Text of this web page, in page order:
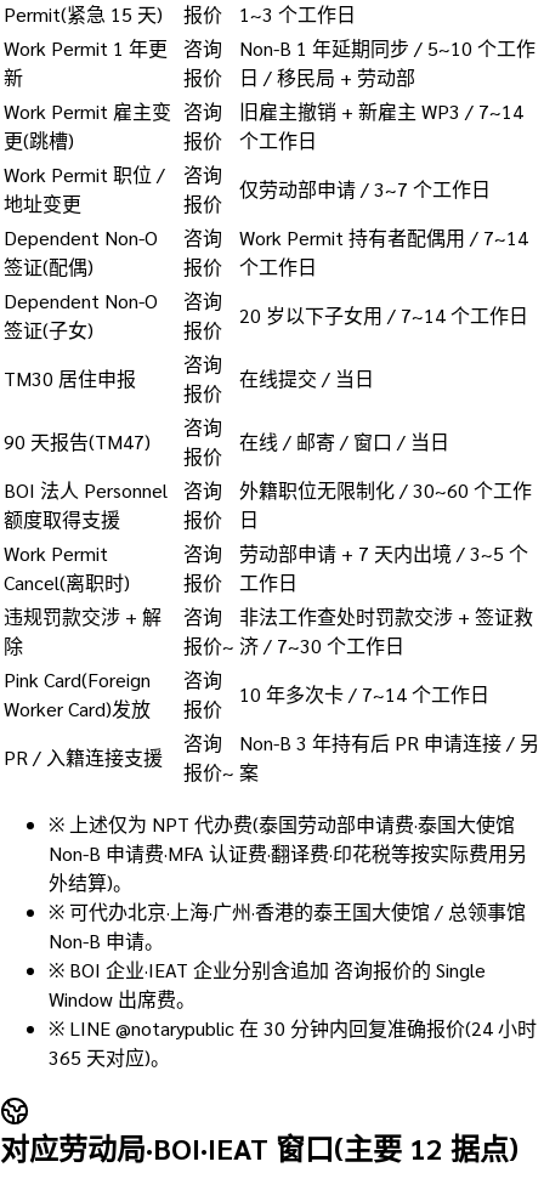
Permit(紧急 15 天)
报价
1~3 个工作日
Work Permit 1 年更
新
咨询
报价
Non-B 1 年延期同步 / 5~10 个工作
日 / 移民局 + 劳动部
Work Permit 雇主变
更(跳槽)
咨询
报价
旧雇主撤销 + 新雇主 WP3 / 7~14
个工作日
Work Permit 职位 /
地址变更
咨询
报价
仅劳动部申请 / 3~7 个工作日
Dependent Non-O
签证(配偶)
咨询
报价
Work Permit 持有者配偶用 / 7~14
个工作日
Dependent Non-O
签证(子女)
咨询
报价
20 岁以下子女用 / 7~14 个工作日
TM30 居住申报
咨询
报价
在线提交 / 当日
90 天报告(TM47)
咨询
报价
在线 / 邮寄 / 窗口 / 当日
BOI 法人 Personnel
额度取得支援
咨询
报价
外籍职位无限制化 / 30~60 个工作
日
Work Permit
Cancel(离职时)
咨询
报价
劳动部申请 + 7 天内出境 / 3~5 个
工作日
违规罚款交涉 + 解
除
咨询
报价~
非法工作查处时罚款交涉 + 签证救
济 / 7~30 个工作日
Pink Card(Foreign
Worker Card)发放
咨询
报价
10 年多次卡 / 7~14 个工作日
PR / 入籍连接支援
咨询
报价~
Non-B 3 年持有后 PR 申请连接 / 另
案
※ 上述仅为 NPT 代办费(泰国劳动部申请费·泰国大使馆
Non-B 申请费·MFA 认证费·翻译费·印花税等按实际费用另
外结算)。
※可代办北京·上海·广州·香港的泰王国大使馆 / 总领事馆
Non-B 申请。
※ BOI 企业·IEAT 企业分别含追加 咨询报价的 Single
Window 出席费。
※ LINE @notarypublic 在 30 分钟内回复准确报价(24 小时
365 天对应)。
对应劳动局·BOI·IEAT 窗口(主要 12 据点)